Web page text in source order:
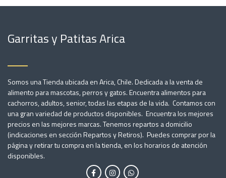
Garritas y Patitas Arica
Somos una Tienda ubicada en Arica, Chile. Dedicada a la venta de
alimento para mascotas, perros y gatos. Encuentra alimentos para
cachorros, adultos, senior, todas las etapas de la vida. Contamos con
una gran variedad de productos disponibles. Encuentra los mejores
precios en las mejores marcas. Tenemos repartos a domicilio
(indicaciones en sección Repartos y Retiros). Puedes comprar por la
página y retirar tu compra en la tienda, en los horarios de atención
disponibles.